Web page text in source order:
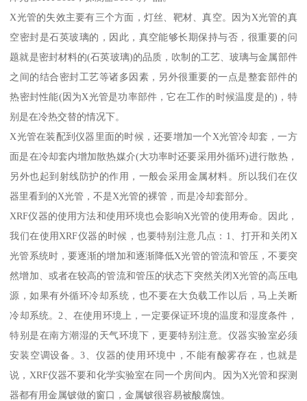
X光管的失效主要有三个方面，灯丝、靶材、真空。因为X光管的真
空密封是石英玻璃的，因此，真空能够长期保持与否，很重要的问
题就是密封材料的(石英玻璃)的品质，吹制的工艺、玻璃与金属部件
之间的结合密封工艺等诸多因素，另外很重要的一点是整套部件的
热密封性能(因为X光管是功率部件，它在工作的时候温度是的)，特
别是在冷热交替的情况下。
X光管在装配到仪器里面的时候，还要增加一个X光管冷却套，一方
面是在冷却套内增加散热媒介(大功率时还要采用外循环)进行散热，
另外也起到射线防护的作用，一般会采用金属材料。所以我们在仪
器里看到的X光管，不是X光管的裸管，而是冷却套部分。
XRF仪器的使用方法和使用环境也会影响X光管的使用寿命。因此，
我们在使用XRF仪器的时候，也要特别注意几点：1、打开和关闭X
光管系统时，要逐渐的增加和逐渐降低X光管的管流和管压，不要突
然增加、或者在较高的管流和管压的状态下突然关闭X光管的高压电
源，如果有外循环冷却系统，也不要在大负载工作以后，马上关断
冷却系统。2、在使用环境上，一定要保证环境的温度和湿度条件，
特别是在南方潮湿的天气环境下，更要特别注意。仪器实验室必须
安装空调设备。3、仪器的使用环境中，不能有酸雾存在，也就是
说，XRF仪器不要和化学实验室在同一个房间内。因为X光管和探测
器都有用金属铍做的窗口，金属铍很容易被酸腐蚀。